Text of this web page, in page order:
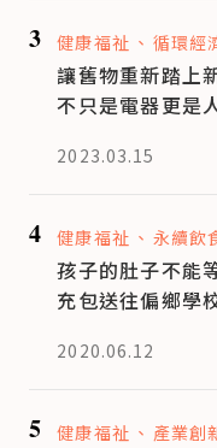
3 健康福祉 循環經
讓舊物重新踏上
不只是電器更是
2023.03.15
4 健康福祉 永續飲
孩子的肚子不能
充包送往偏鄉學
2020.06.12
5 健康福祉 產業創